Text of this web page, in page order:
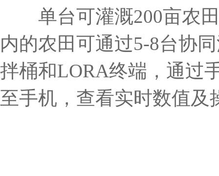
单台可灌溉200亩农田
内的农田可通过5-8台协
拌桶和LORA终端，通过
至手机，查看实时数值及